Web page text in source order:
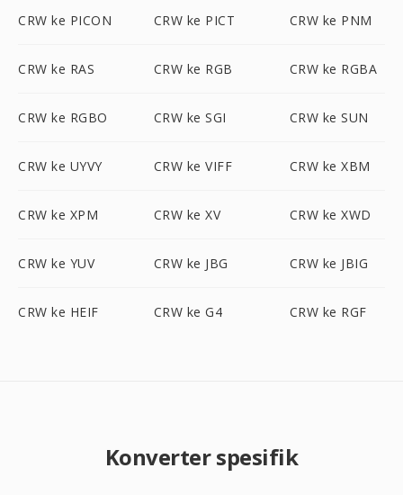
CRW ke PICON CRW ke PICT CRW ke PNM
CRW ke RAS CRW ke RGB CRW ke RGBA
CRW ke RGBO CRW ke SGI CRW ke SUN
CRW ke UYVY CRW ke VIFF CRW ke XBM
CRW ke XPM CRW ke XV CRW ke XWD
CRW ke YUV CRW ke JBG CRW ke JBIG
CRW ke HEIF CRW ke G4 CRW ke RGF
Konverter spesifik